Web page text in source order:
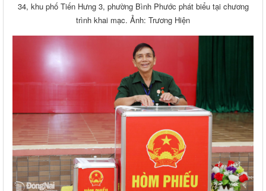
34, khu phố Tiến Hưng 3, phường Bình Phước phát biểu tại chương
trình khai mạc. Ảnh: Trương Hiện